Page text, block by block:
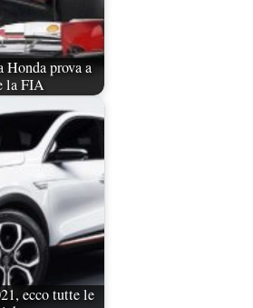
prova a
la FIA
ecco tutte le